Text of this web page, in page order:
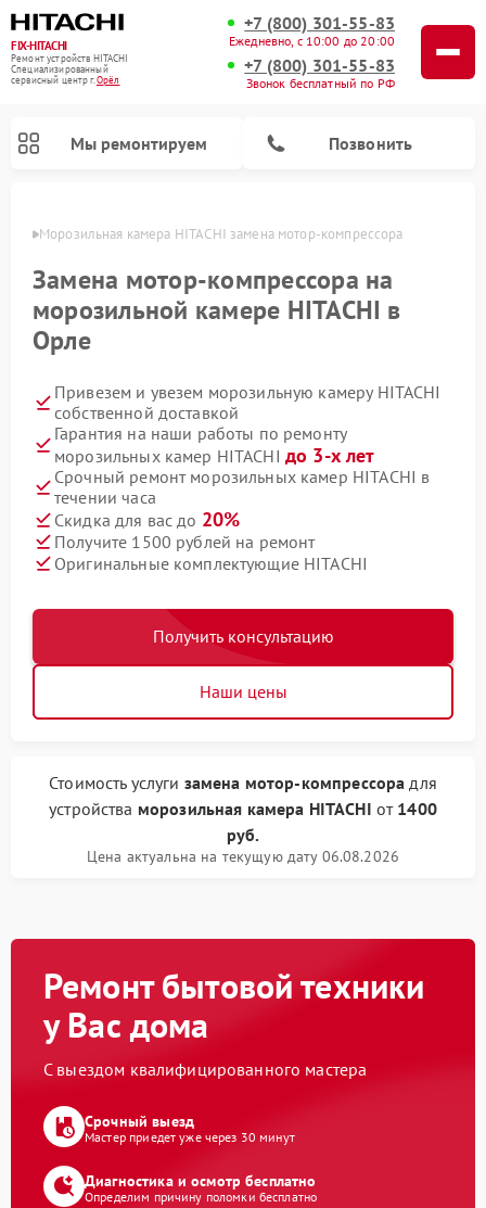
FIX-HITACHI
Ремонт устройств HITACHI
Специализированный
cервисный центр г.Орёл
+7 (800) 301-55-83
Ежедневно, с 10:00 до 20:00
+7 (800) 301-55-83
Звонок бесплатный по РФ
Мы ремонтируем Позвонить
Морозильная камера HITACHI замена мотор-компрессора
Замена мотор-компрессора на
морозильной камере HITACHI в
Орле
Привезем и увезем морозильную камеру HITACHI
собственной доставкой
Гарантия на наши работы по ремонту
морозильных камер HITACHI до 3-х лет
Срочный ремонт морозильных камер HITACHI в
течении часа
Скидка для вас до 20%
Получите 1500 рублей на ремонт
Оригинальные комплектующие HITACHI
Получить консультацию
Наши цены
Стоимость услуги замена мотор-компрессора для
устройства морозильная камера HITACHI от 1400
руб.
Цена актуальна на текущую дату 06.08.2026
Ремонт бытовой техники
у Вас дома
С выездом квалифицированного мастера
Срочный выезд
Мастер приедет уже через 30 минут
Диагностика и осмотр бесплатно
Определим причину поломки бесплатно